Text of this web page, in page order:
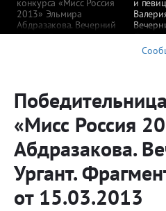
2013» Эльмира
Абдразакова. Вечерний
Ургант. Фрагмент
от
«Мисс Россия
Абдразакова.
Ургант.
от 15.03.2013